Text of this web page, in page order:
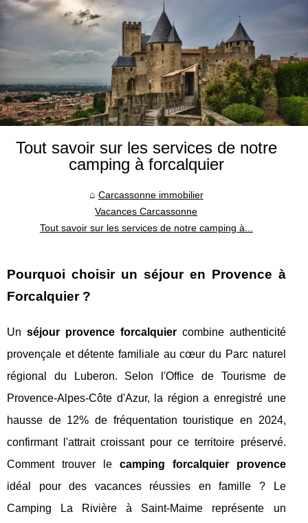
Tout savoir sur les services de notre
camping à forcalquier
Carcassonne immobilier
Vacances Carcassonne
Tout savoir sur les services de notre camping à...
Pourquoi choisir un séjour en Provence à
Forcalquier ?
Un séjour provence forcalquiercombine authenticité
provençale et détente familiale au cœur du Parc naturel
régional du Luberon. Selon l'Office de Tourisme de
Provence-Alpes-Côte d'Azur, la région a enregistré une
hausse de 12% de fréquentation touristique en 2024,
confirmant l'attrait croissant pour ce territoire préservé.
Comment trouver le camping forcalquier provence
idéal pour des vacances réussies en famille ? Le
Camping La Rivière à Saint-Maime représente un